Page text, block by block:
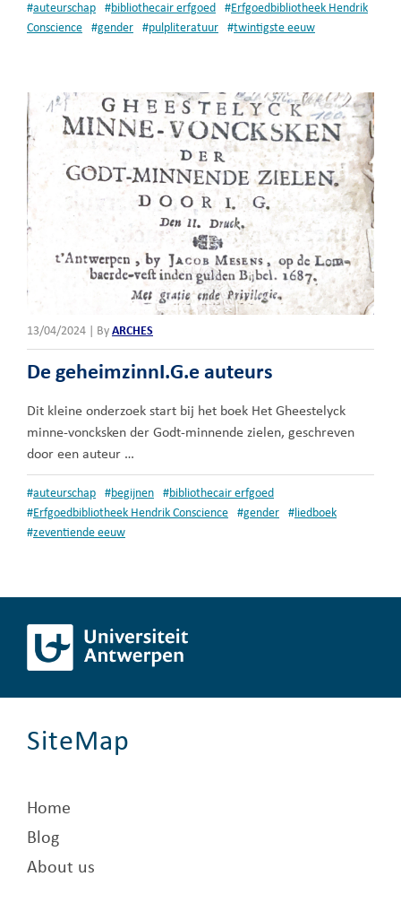
#auteurschap #bibliothecair erfgoed #Erfgoedbibliotheek Hendrik
Conscience
#gender #pulpliteratuur #twintigste eeuw
13/04/2024 By ARCHES
De geheimzinnI.G.e auteurs
Dit kleine onderzoek start bij het boek Het Gheestelyck
minne-voncksken der Godt-minnende zielen, geschreven
door een auteur …
#auteurschap #begijnen #bibliothecair erfgoed
#Erfgoedbibliotheek Hendrik Conscience #gender #liedboek
#zeventiende eeuw
SiteMap
Home
Blog
About us